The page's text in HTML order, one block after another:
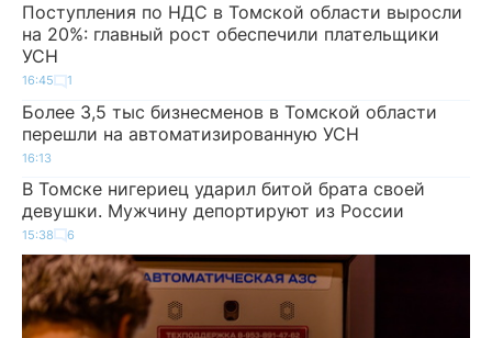
Поступления по НДС в Томской области выросли
на 20%: главный рост обеспечили плательщики
УСН
16:45 1
Более 3,5 тыс бизнесменов в Томской области
перешли на автоматизированную УСН
16:13
В Томске нигериец ударил битой брата своей
девушки. Мужчину депортируют из России
15:38 6